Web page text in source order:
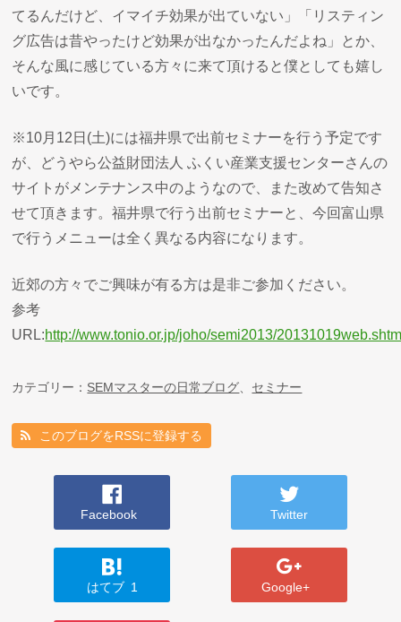
てるんだけど、イマイチ効果が出ていない」「リスティン
グ広告は昔やったけど効果が出なかったんだよね」とか、
そんな風に感じている方々に来て頂けると僕としても嬉し
いです。
※10月12日(土)には福井県で出前セミナーを行う予定です
が、どうやら公益財団法人 ふくい産業支援センターさんの
サイトがメンテナンス中のようなので、また改めて告知さ
せて頂きます。福井県で行う出前セミナーと、今回富山県
で行うメニューは全く異なる内容になります。
近郊の方々でご興味が有る方は是非ご参加ください。
参考
URL:http://www.tonio.or.jp/joho/semi2013/
カテゴリー： SEMマスターの日常ブログ セミナー
このブログをRSSに登録する
Facebook Twitter
はてブ 1 Google+